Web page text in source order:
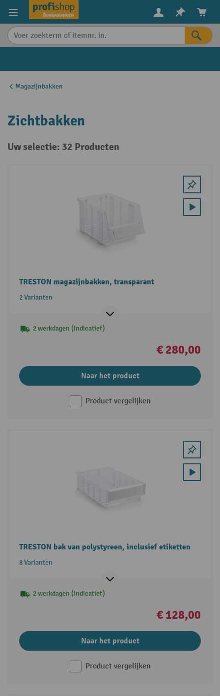
content
Magazijnbakken
Zichtbakken
Uw selectie: 32 Producten
TRESTON magazijnbakken, transparant
2 Varianten
2 werkdagen (indicatief)
€ 280,00
Naar het product
Product vergelijken
TRESTON bak van polystyreen, inclusief etiketten
8 Varianten
2 werkdagen (indicatief)
€ 128,00
Naar het product
Product vergelijken